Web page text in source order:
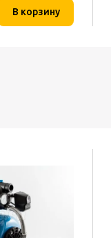
В корзину